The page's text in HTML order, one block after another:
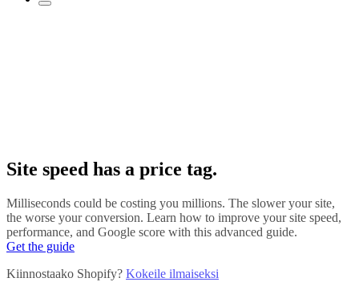
Site speed has a price tag.
Milliseconds could be costing you millions. The slower your site,
the worse your conversion. Learn how to improve your site speed,
performance, and Google score with this advanced guide.
Get the guide
Kiinnostaako Shopify? Kokeile ilmaiseksi